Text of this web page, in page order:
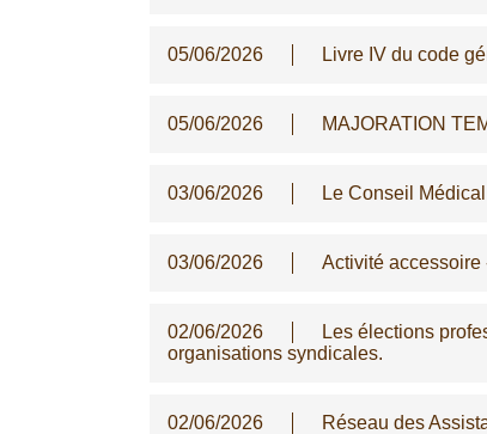
05/06/2026 Livre IV du code
05/06/2026 MAJORATION
03/06/2026 Le Conseil
03/06/2026 Activité accessoire
02/06/2026
Les élections
organisations syndicales.
02/06/2026 Réseau des